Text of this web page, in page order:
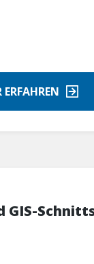
ERFAHREN
GIS-